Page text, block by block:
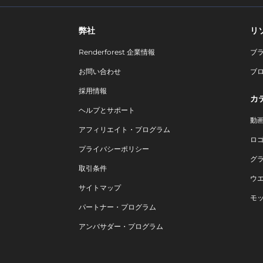
弊社
Renderforest 企業情報
お問い合わせ
採用情報
ヘルプとサポート
アフィリエイト・プログラム
プライバシーポリシー
取引条件
サイトマップ
パートナー・プログラム
アンバサダー・プログラム
リ
ブ
ブ
カ
動
ロ
グ
ウ
モ